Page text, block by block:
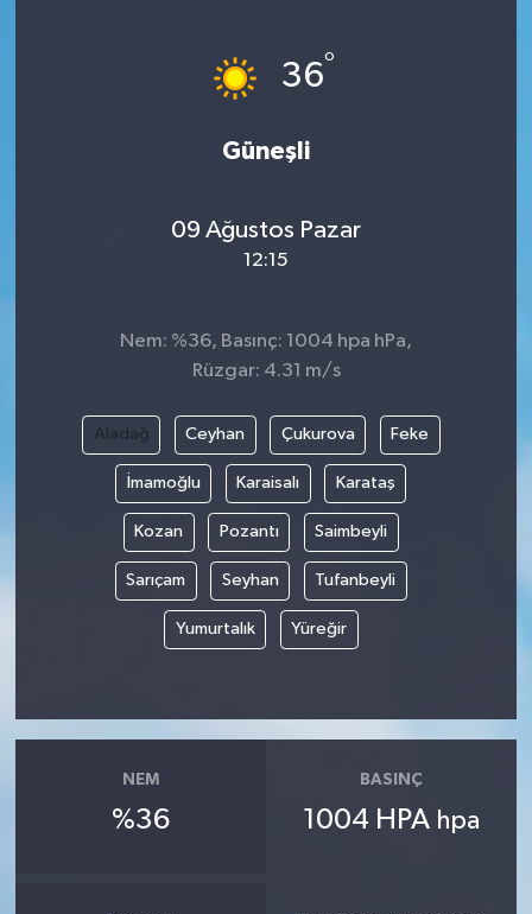
36°
Güneşli
09 Ağustos Pazar
12:15
Nem: %36, Basınç: 1004 hpa hPa,
Rüzgar: 4.31 m/s
Aladağ Ceyhan Çukurova Feke
İmamoğlu Karaisalı Karataş
Kozan Pozantı Saimbeyli
Sarıçam Seyhan Tufanbeyli
Yumurtalık Yüreğir
NEM
%36
BASINÇ
1004 HPA hpa